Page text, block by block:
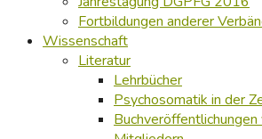
Fortbildungen anderer
Wissenschaft
Literatur
Lehrbücher
Psychosomatik in der
Buchveröffentlichungen